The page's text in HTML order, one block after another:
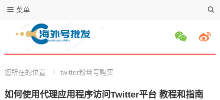
菜单
您所在的位置 twitter粉丝号购买
如何使用代理应用程序访问Twitter平台 教程和指南